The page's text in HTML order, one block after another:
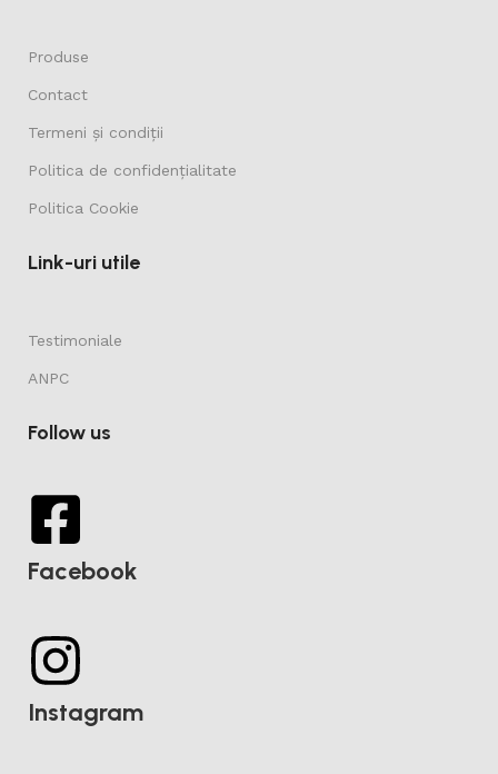
Produse
Contact
Termeni și condiții
Politica de confidențialitate
Politica Cookie
Link-uri utile
Testimoniale
ANPC
Follow us
Facebook
Instagram